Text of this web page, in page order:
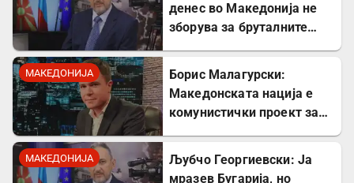
денес во Македонија не
зборува за бруталните
МАКЕДОНИЈА
Борис Малагурски:
Македонската нација е
комунистички проект за
МАКЕДОНИЈА
Љубчо Георгиевски: Ја
мразев Бугарија, но